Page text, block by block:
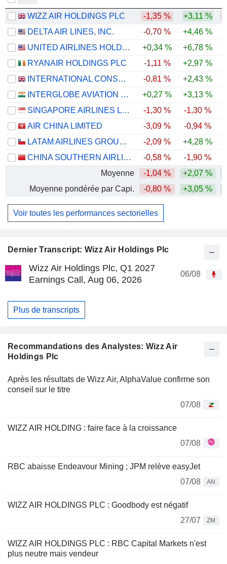
Dernier Transcript: Wizz Air Holdings Plc
Wizz Air Holdings Plc, Q1 2027
Earnings Call, Aug 06, 2026
06/08
Plus de transcripts
Recommandations des Analystes: Wizz Air
Holdings Plc
Après les résultats de Wizz Air, AlphaValue confirme son
conseil sur le titre
07/08
WIZZ AIR HOLDING : faire face à la croissance
07/08
RBC abaisse Endeavour Mining ; JPM relève easyJet
07/08
AN
WIZZ AIR HOLDINGS PLC : Goodbody est négatif
27/07
ZM
WIZZ AIR HOLDINGS PLC : RBC Capital Markets n'est
plus neutre mais vendeur
WIZZ AIR HOLDINGS PLC -1,35 % +3,11 %
DELTA AIR LINES, INC.
-0,70 % +4,46 %
UNITED AIRLINES HOLDINGS, INC.
+0,34 % +6,78 %
RYANAIR HOLDINGS PLC
-1,11 % +2,97 %
INTERNATIONAL CONSOLIDATED AIRLINES GROUP, S.A.
-0,81 % +2,43 %
INTERGLOBE AVIATION LIMITED
+0,27 % +3,13 %
SINGAPORE AIRLINES LIMITED
-1,30 % -1,30 %
AIR CHINA LIMITED
-3,09 % -0,94 %
LATAM AIRLINES GROUP S.A.
-2,09 % +4,28 %
CHINA SOUTHERN AIRLINES COMPANY LIMITED
-0,58 % -1,90 %
Moyenne
-1,04 % +2,07 %
Moyenne pondérée par Capi.
-0,80 % +3,05 %
Voir toutes les performances sectorielles